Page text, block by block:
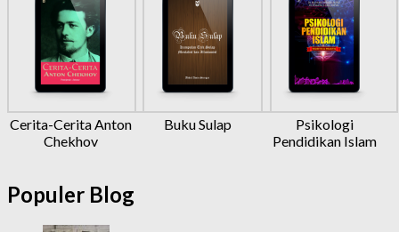
Cerita-Cerita Anton
Chekhov
Buku Sulap
Psikologi
Pendidikan Islam
Populer Blog